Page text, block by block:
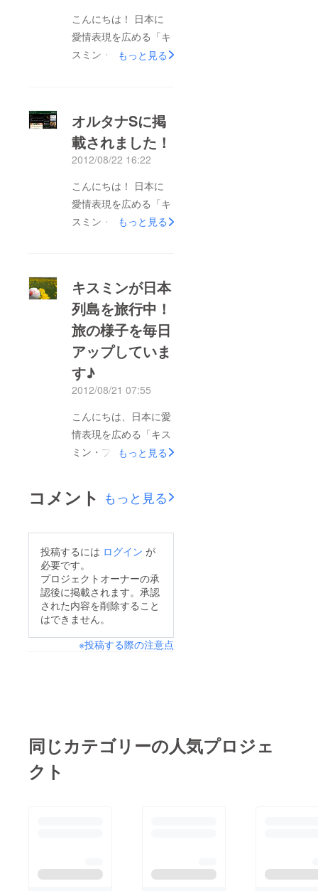
こんにちは！ 日本に
愛情表現を広める「キ
スミン・プロジェク
信が始まりました！9
月の１ヶ月間、100枚
のキス写真をお届けし
ます。ぜひ「いい
ね！」を押してアメリ
カの愛を感じてくださ
い♪ Facebookペー
om/kissmin100/ キス
写真配信後も愛情表現
やキスを広めるため、
キス写真をまとめた
フォトブックを制作し
ます。現在制作資金を
集めていますので、ぜ
ひご協力お願いしま
す！リターンとして
フォトブックやポス
ターなどのオリジナル
差し上げます。 《現
9%》
もっと見る
オルタナSに掲
載されました！
2012/08/22 16:22
こんにちは！ 日本に
愛情表現を広める「キ
スミン・プロジェク
「オルタナS」に問う
プロジェクトの記事が
掲載されました！
http://alternas.jp/uncat
egorized/2012/08/227
58.html 昨日掲載され
たにもかかわらず、早
速記事に対する「いい
ね！」とツイート数の
合計が120以上にも
人に当プロジェクトに
ついて知って頂くこと
い！ Facebookページ
への「いいね！」もよ
ろしくお願いします。
http://www.facebook.c
もっと見る
キスミンが日本
列島を旅行中！
旅の様子を毎日
アップしていま
す♪
2012/08/21 07:55
こんにちは、日本に愛
情表現を広める「キス
ミン・プロジェクト」
ジェクトのFacebook
ページではプレ企画
います。 プロジェク
トキャラクター「キス
ミン」が神出鬼没に日
本列島を旅行中です！
Facebookページで
この写真は北海道・紋
別市のたんぽぽ畑で♪
http://www.facebook.c
もっと見る
コメント もっと見る
投稿するには ログイン が
必要です。
プロジェクトオーナーの承
認後に掲載されます。承認
された内容を削除すること
はできません。
※投稿する際の注意点
同じカテゴリーの人気プロジェ
クト